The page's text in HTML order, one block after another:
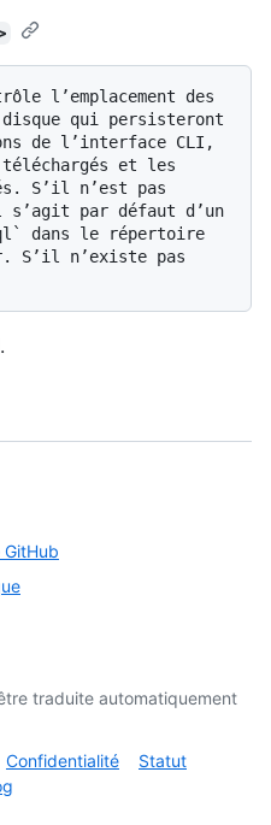
disque qui persisteront
de l’interface CLI,
et les
S’il n’est pas
par défaut d’un
dans le répertoire
S’il n’existe pas
.
traduite automatiquement
Confidentialité
Statut